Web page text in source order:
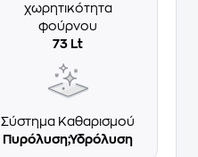
χωρητικότητα
φούρνου
73 Lt
Σύστημα Καθαρισμού
Πυρόλυση;Υδρόλυση